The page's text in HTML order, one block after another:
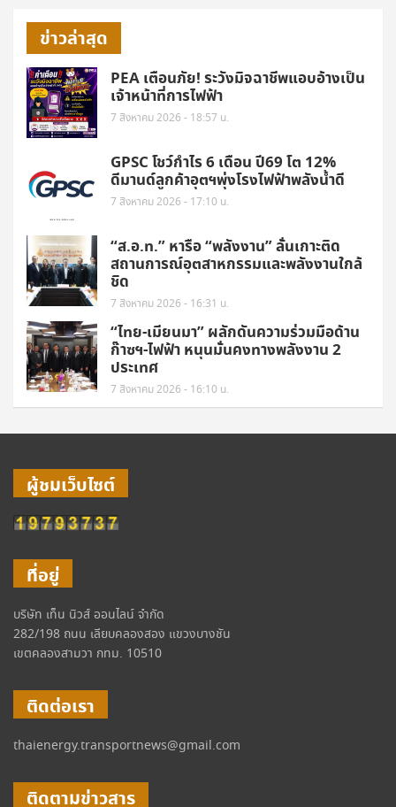
ข่าวล่าสุด
PEA เตือนภัย! ระวังมิจฉาชีพแอบอ้างเป็น
เจ้าหน้าที่การไฟฟ้า
7 สิงหาคม 2026 - 18:57 น.
GPSC โชว์กำไร 6 เดือน ปี69 โต 12%
ดีมานด์ลูกค้าอุตฯพุ่งโรงไฟฟ้าพลังน้ำดี
7 สิงหาคม 2026 - 17:10 น.
“ส.อ.ท.” หารือ “พลังงาน” ลั่นเกาะติด
สถานการณ์อุตสาหกรรมและพลังงานใกล้
ชิด
7 สิงหาคม 2026 - 16:31 น.
“ไทย-เมียนมา” ผลักดันความร่วมมือด้าน
ก๊าซฯ-ไฟฟ้า หนุนมั่นคงทางพลังงาน 2
ประเทศ
7 สิงหาคม 2026 - 16:10 น.
ผู้ชมเว็บไซต์
ที่อยู่
บริษัท เท็น นิวส์ ออนไลน์ จำกัด
282/198 ถนน เลียบคลองสอง แขวงบางชัน
เขตคลองสามวา กทม. 10510
ติดต่อเรา
thaienergy.transportnews@gmail.com
ติดตามข่าวสาร